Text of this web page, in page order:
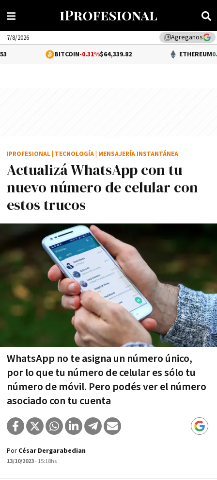
library_addAgreganos
7/8/2026
-0.31%$64,339.82 0.32%$1,903.60
Actualizá WhatsApp con tu
nuevo número de celular con
estos trucos
WhatsApp no te asigna un número único,
por lo que tu número de celular es sólo tu
número de móvil. Pero podés ver el número
asociado con tu cuenta
IPROFESIONAL TECNOLOGÍA MENSAJERÍA INSTANTÁNEA
Por César Dergarabedian
13/10/2023- 15:18hs